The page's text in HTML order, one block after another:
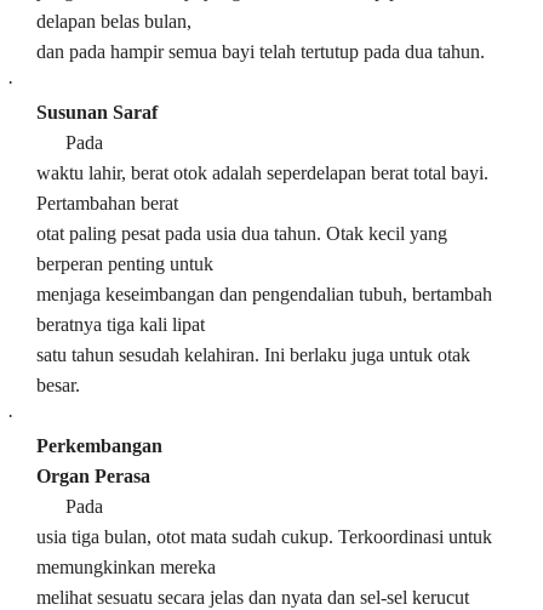
delapan belas bulan,
dan pada hampir semua bayi telah tertutup pada dua tahun.
·
Susunan Saraf
Pada
waktu lahir, berat otok adalah seperdelapan berat total bayi.
Pertambahan berat
otat paling pesat pada usia dua tahun. Otak kecil yang
berperan penting untuk
menjaga keseimbangan dan pengendalian tubuh, bertambah
beratnya tiga kali lipat
satu tahun sesudah kelahiran. Ini berlaku juga untuk otak
besar.
·
Perkembangan
Organ Perasa
Pada
usia tiga bulan, otot mata sudah cukup. Terkoordinasi untuk
memungkinkan mereka
melihat sesuatu secara jelas dan nyata dan sel-sel kerucut